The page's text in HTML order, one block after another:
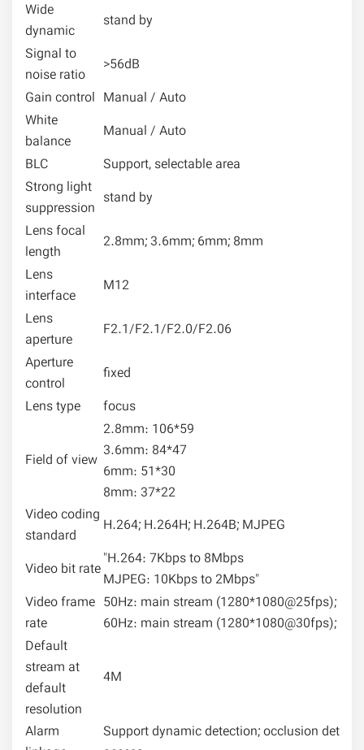
Wide
dynamic
stand by
Signal to
noise ratio
>56dB
Gain control Manual / Auto
White
balance
Manual / Auto
BLC
Support, selectable area
Strong light
suppression
stand by
Lens focal
length
2.8mm; 3.6mm; 6mm; 8mm
Lens
interface
M12
Lens
aperture
F2.1/F2.1/F2.0/F2.06
Aperture
control
fixed
Lens type
focus
Field of view
2.8mm: 106*59
3.6mm: 84*47
6mm: 51*30
8mm: 37*22
Video coding
standard
H.264; H.264H; H.264B; MJPEG
Video bit rate
"H.264: 7Kbps to 8Mbps
MJPEG: 10Kbps to 2Mbps"
Video frame
rate
50Hz: main stream (1280*1080@25fps);
60Hz: main stream (1280*1080@30fps);
Default
stream at
default
resolution
4M
Alarm
Support dynamic detection; occlusion